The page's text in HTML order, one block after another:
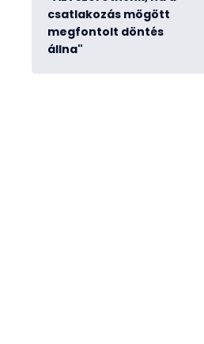
csatlakozás mögött
megfontolt döntés
állna"